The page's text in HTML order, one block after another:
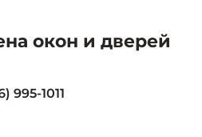
окон и дверей
995-1011